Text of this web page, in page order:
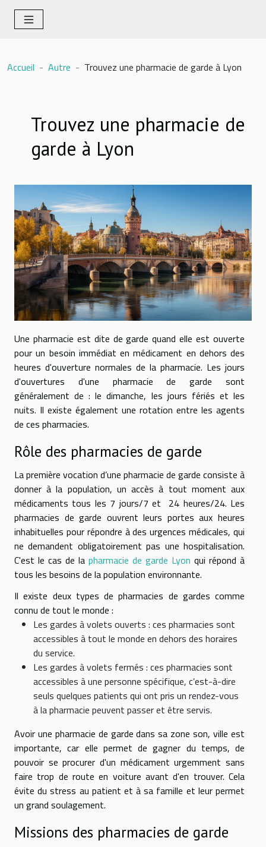
Accueil Autre Trouvez une pharmacie de garde à Lyon
Trouvez une pharmacie de
garde à Lyon
Une pharmacie est dite de garde quand elle est ouverte
pour un besoin immédiat en médicament en dehors des
heures d'ouverture normales de la pharmacie. Les jours
d'ouvertures d'une pharmacie de garde sont
généralement de : le dimanche, les jours fériés et les
nuits. Il existe également une rotation entre les agents
de ces pharmacies.
Rôle des pharmacies de garde
La première vocation d’une pharmacie de garde consiste à
donner à la population, un accès à tout moment aux
médicaments tous les 7 jours/7 et 24 heures/24. Les
pharmacies de garde ouvrent leurs portes aux heures
inhabituelles pour répondre à des urgences médicales, qui
ne demandent obligatoirement pas une hospitalisation.
C'est le cas de la pharmacie de garde Lyon qui répond à
tous les besoins de la population environnante.
Il existe deux types de pharmacies de gardes comme
connu de tout le monde :
Les gardes à volets ouverts : ces pharmacies sont
accessibles à tout le monde en dehors des horaires
du service.
Les gardes à volets fermés : ces pharmacies sont
accessibles à une personne spécifique, c’est-à-dire
seuls quelques patients qui ont pris un rendez-vous
à la pharmacie peuvent passer et être servis.
Avoir une pharmacie de garde dans sa zone son, ville est
importante, car elle permet de gagner du temps, de
pouvoir se procurer d'un médicament urgemment sans
faire trop de route en voiture avant d'en trouver. Cela
évite du stress au patient et à sa famille et leur permet
un grand soulagement.
Missions des pharmacies de garde